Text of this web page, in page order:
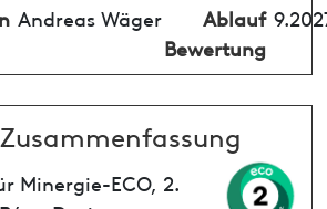
Andreas Wäger
Ablauf
Bewertung
Minergie-ECO, 2.